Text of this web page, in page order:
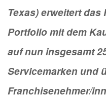
Texas) erweitert
Portfolio mit dem
auf nun insgesamt
Servicemarken und
Franchisenehmer/